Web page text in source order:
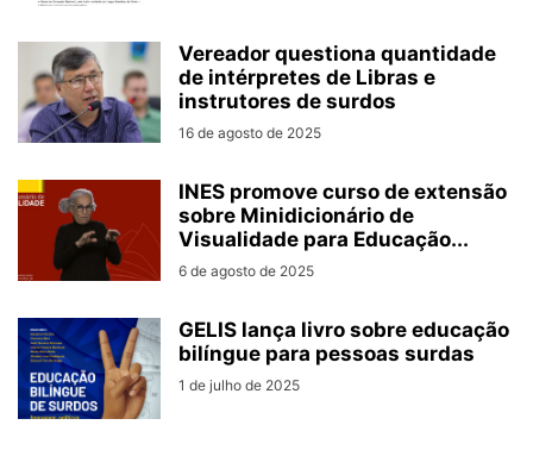
Vereador questiona quantidade
de intérpretes de Libras e
instrutores de surdos
16 de agosto de 2025
INES promove curso de extensão
sobre Minidicionário de
Visualidade para Educação...
6 de agosto de 2025
GELIS lança livro sobre educação
bilíngue para pessoas surdas
1 de julho de 2025